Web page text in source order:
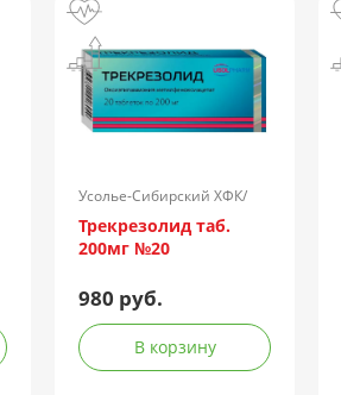
Усолье-Сибирский ХФК/
Россия
Трекрезолид таб.
200мг №20
980 руб.
В корзину